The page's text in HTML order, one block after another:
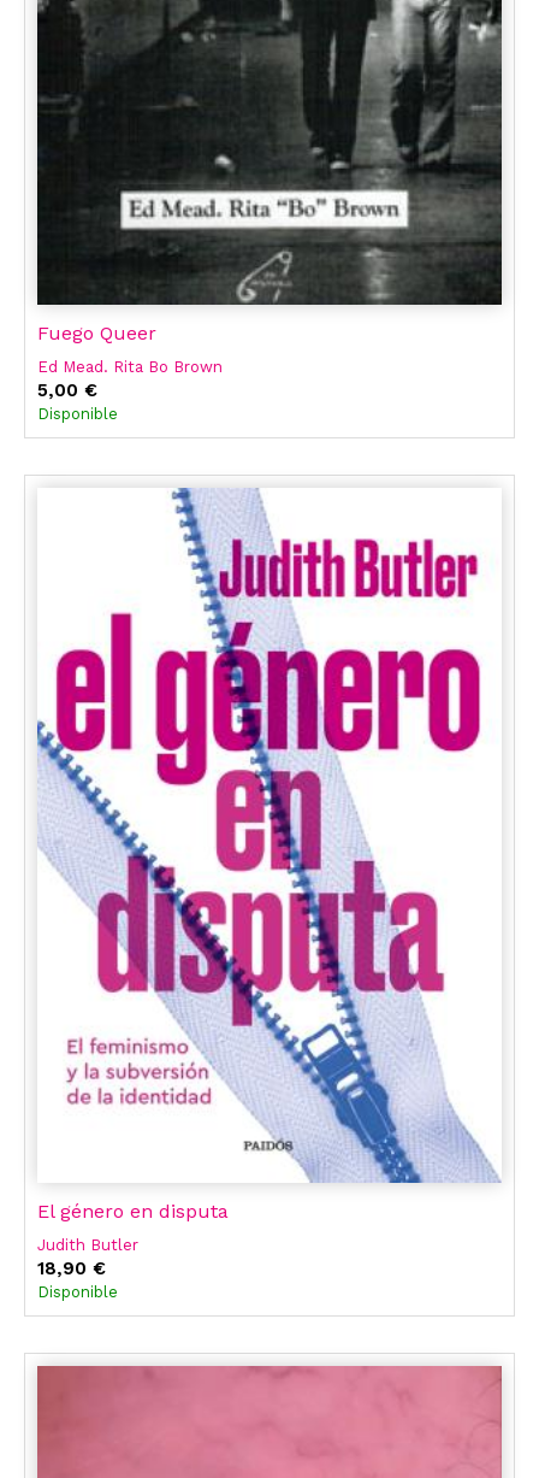
Fuego Queer
Ed Mead. Rita Bo Brown
5,00 €
Disponible
El género en disputa
Judith Butler
18,90 €
Disponible